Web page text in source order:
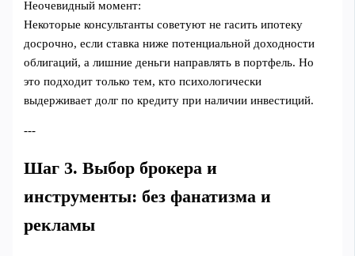
Неочевидный момент:
Некоторые консультанты советуют не гасить ипотеку
досрочно, если ставка ниже потенциальной доходности
облигаций, а лишние деньги направлять в портфель. Но
это подходит только тем, кто психологически
выдерживает долг по кредиту при наличии инвестиций.
---
Шаг 3. Выбор брокера и
инструменты: без фанатизма и
рекламы